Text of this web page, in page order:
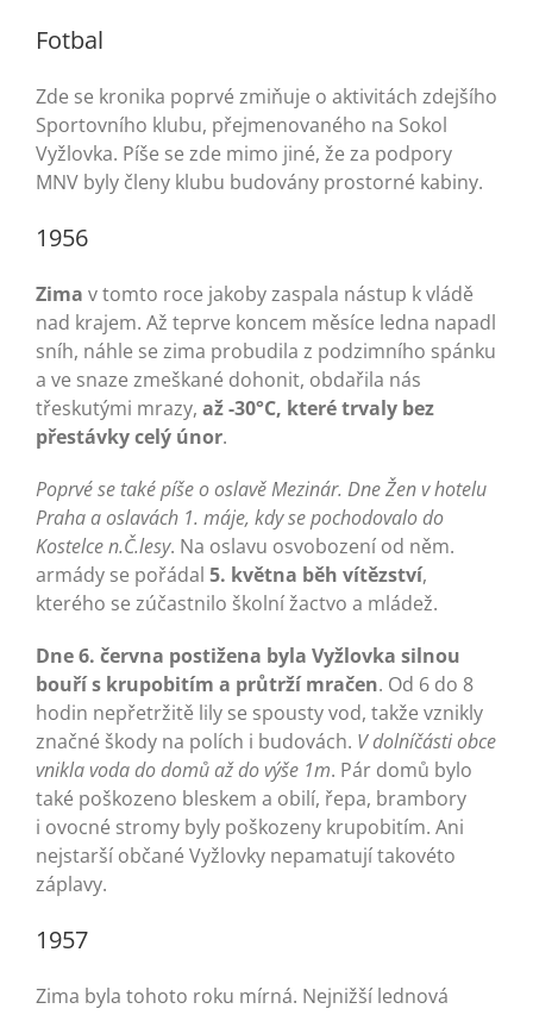
Fotbal
Zde se kronika poprvé zmiňuje o aktivitách zdejšího
Sportovního klubu, přejmenovaného na Sokol
Vyžlovka. Píše se zde mimo jiné, že za podpory
MNV byly členy klubu budovány prostorné kabiny.
1956
Zima v tomto roce jakoby zaspala nástup k vládě
nad krajem. Až teprve koncem měsíce ledna napadl
sníh, náhle se zima probudila z podzimního spánku
a ve snaze zmeškané dohonit, obdařila nás
třeskutými mrazy, až -30°C, které trvaly bez
přestávky celý únor.
Poprvé se také píše o oslavě Mezinár. Dne Žen v hotelu
Praha a oslavách 1. máje, kdy se pochodovalo do
Kostelce n.Č.lesy. Na oslavu osvobození od něm.
armády se pořádal 5. května běh vítězství,
kterého se zúčastnilo školní žactvo a mládež.
Dne 6. června postižena byla Vyžlovka silnou
bouří s krupobitím a průtrží mračen. Od 6 do 8
hodin nepřetržitě lily se spousty vod, takže vznikly
značné škody na polích i budovách. V dolníčásti obce
vnikla voda do domů až do výše 1m. Pár domů bylo
také poškozeno bleskem a obilí, řepa, brambory
i ovocné stromy byly poškozeny krupobitím. Ani
nejstarší občané Vyžlovky nepamatují takovéto
záplavy.
1957
Zima byla tohoto roku mírná. Nejnižší lednová